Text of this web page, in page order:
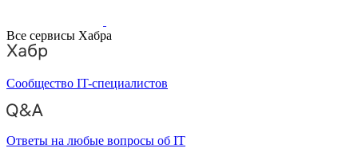
Все сервисы Хабра
Сообщество IT-специалистов
Ответы на любые вопросы об IT